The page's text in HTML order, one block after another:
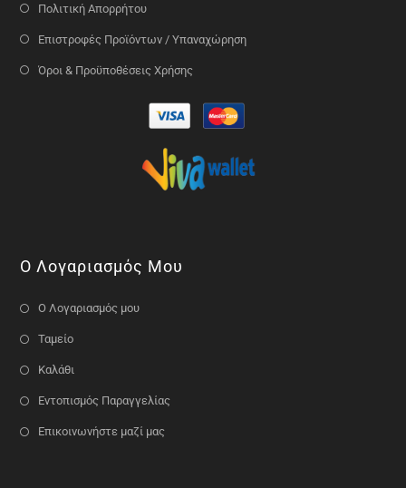
Πολιτική Απορρήτου
Επιστροφές Προϊόντων / Υπαναχώρηση
Όροι & Προϋποθέσεις Χρήσης
Ο Λογαριασμός Μου
Ο Λογαριασμός μου
Ταμείο
Καλάθι
Εντοπισμός Παραγγελίας
Επικοινωνήστε μαζί μας